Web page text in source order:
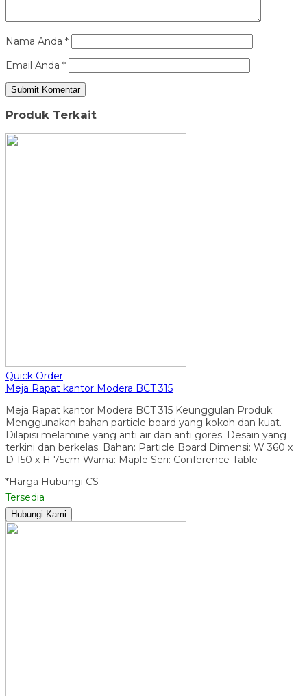
Nama Anda *
Email Anda *
Produk Terkait
Quick Order
Meja Rapat kantor Modera BCT 315
Meja Rapat kantor Modera BCT 315 Keunggulan Produk:
Menggunakan bahan particle board yang kokoh dan kuat.
Dilapisi melamine yang anti air dan anti gores. Desain yang
terkini dan berkelas. Bahan: Particle Board Dimensi: W 360 x
D 150 x H 75cm Warna: Maple Seri: Conference Table
*Harga Hubungi CS
Tersedia
Hubungi Kami